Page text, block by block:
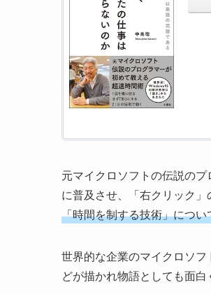
元マイクロソフトの伝説の
に普及させ、「右クリック」
「時間を制する技術」につ
世界的な企業のマイクロソ
どが描かれ物語としても面